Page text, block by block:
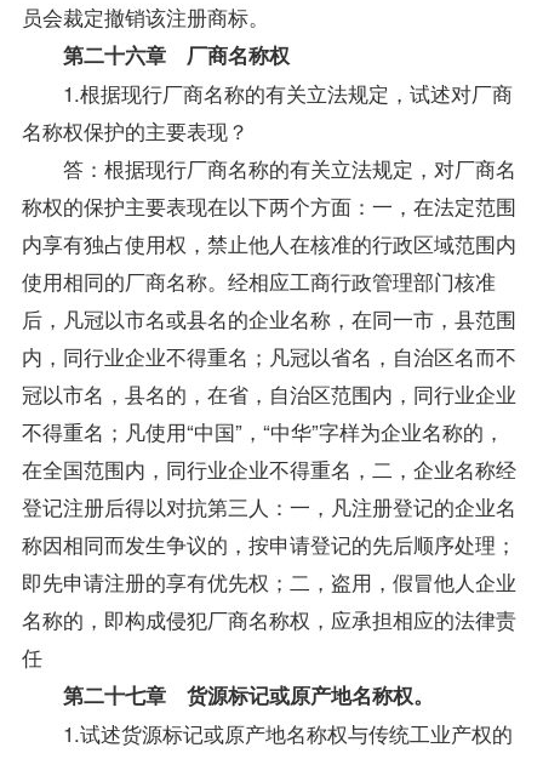
员会裁定撤销该注册商标。
第二十六章 厂商名称权
1.根据现行厂商名称的有关立法规定，试述对厂商
名称权保护的主要表现？
答：根据现行厂商名称的有关立法规定，对厂商名
称权的保护主要表现在以下两个方面：一，在法定范围
内享有独占使用权，禁止他人在核准的行政区域范围内
使用相同的厂商名称。经相应工商行政管理部门核准
后，凡冠以市名或县名的企业名称，在同一市，县范围
内，同行业企业不得重名；凡冠以省名，自治区名而不
冠以市名，县名的，在省，自治区范围内，同行业企业
不得重名；凡使用“中国”，“中华”字样为企业名称的，
在全国范围内，同行业企业不得重名，二，企业名称经
登记注册后得以对抗第三人：一，凡注册登记的企业名
称因相同而发生争议的，按申请登记的先后顺序处理；
即先申请注册的享有优先权；二，盗用，假冒他人企业
名称的，即构成侵犯厂商名称权，应承担相应的法律责
任
第二十七章 货源标记或原产地名称权。
1.试述货源标记或原产地名称权与传统工业产权的